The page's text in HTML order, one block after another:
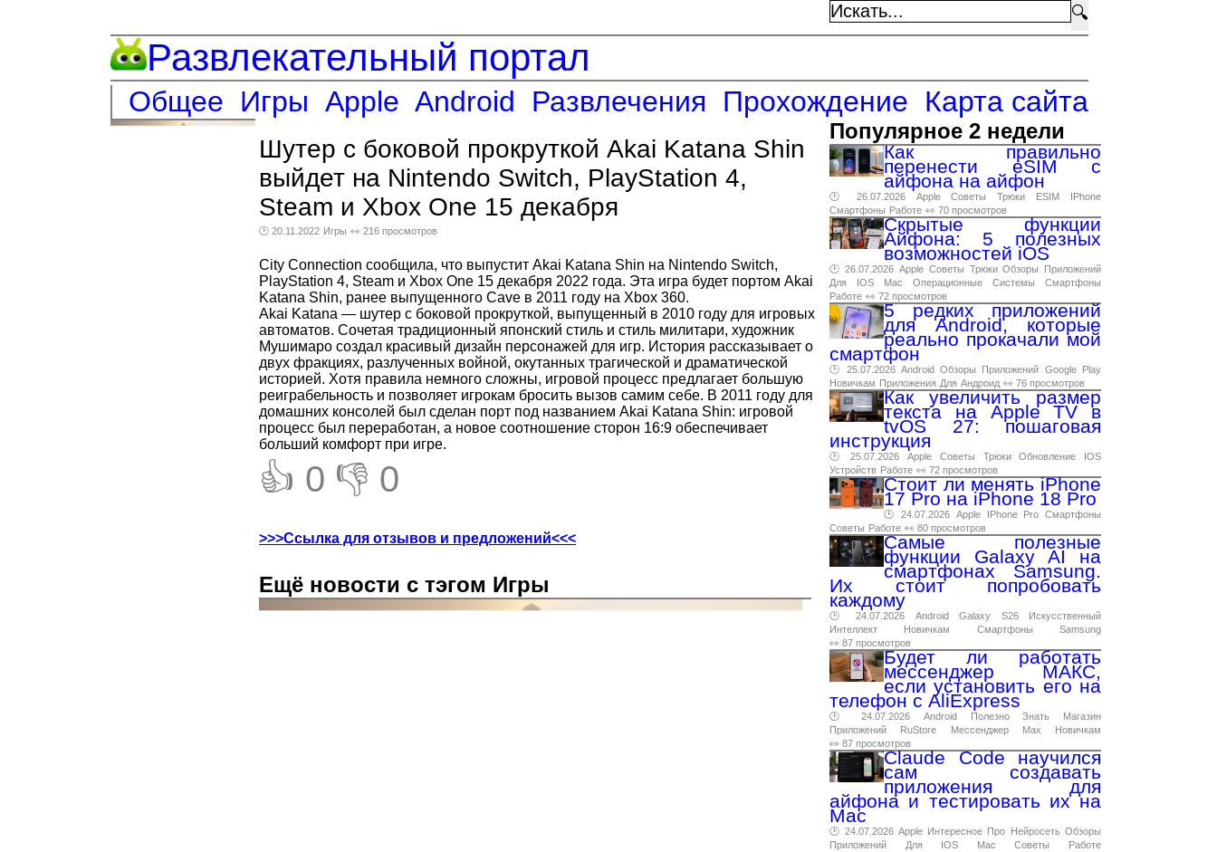
🔍
Развлекательный портал
Общее Игры Apple Android Развлечения Прохождение Карта сайта
Шутер с боковой прокруткой Akai Katana Shin
выйдет на Nintendo Switch, PlayStation 4,
Steam и Xbox One 15 декабря
🕑 20.11.2022 Игры 👀 216 просмотров
City Connection сообщила, что выпустит Akai Katana Shin на Nintendo Switch,
PlayStation 4, Steam и Xbox One 15 декабря 2022 года. Эта игра будет портом Akai
Katana Shin, ранее выпущенного Cave в 2011 году на Xbox 360.
Akai Katana — шутер с боковой прокруткой, выпущенный в 2010 году для игровых
автоматов. Сочетая традиционный японский стиль и стиль милитари, художник
Мушимаро создал красивый дизайн персонажей для игр. История рассказывает о
двух фракциях, разлученных войной, окутанных трагической и драматической
историей. Хотя правила немного сложны, игровой процесс предлагает большую
реиграбельность и позволяет игрокам бросить вызов самим себе. В 2011 году для
домашних консолей был сделан порт под названием Akai Katana Shin: игровой
процесс был переработан, а новое соотношение сторон 16:9 обеспечивает
больший комфорт при игре.
👍 0 👎 0
>>>Ссылка для отзывов и предложений<<<
Ещё новости с тэгом Игры
Популярное 2 недели
Как правильно
перенести eSIM с
айфона на айфон
🕑 26.07.2026 Apple Советы Трюки ESIM
IPhone
Смартфоны Работе 👀 70 просмотров
Скрытые функции
Айфона: 5 полезных
возможностей iOS
🕑 26.07.2026 Apple Советы Трюки Обзоры
Приложений
Для
IOS Mac Операционные Системы
Смартфоны
Работе 👀 72 просмотров
5 редких приложений
для Android, которые
реально прокачали мой
смартфон
🕑 25.07.2026 Android Обзоры Приложений Google
Play
Новичкам Приложения Для Андроид 👀 76 просмотров
Как увеличить размер
текста на Apple TV в
tvOS 27: пошаговая
инструкция
🕑 25.07.2026 Apple Советы Трюки Обновление
IOS
Устройств Работе 👀 72 просмотров
Стоит ли менять iPhone
17 Pro на iPhone 18 Pro
🕑 24.07.2026 Apple IPhone Pro Смартфоны
Советы Работе 👀 80 просмотров
Самые полезные
функции Galaxy AI на
смартфонах Samsung.
Их стоит попробовать
каждому
🕑 24.07.2026 Android Galaxy S26
Искусственный
Интеллект
Новичкам Смартфоны
Samsung
👀 87 просмотров
Будет ли работать
мессенджер МАКС,
если установить его на
телефон с AliExpress
🕑 24.07.2026 Android Полезно Знать
Магазин
Приложений
RuStore Мессенджер Max
Новичкам
👀 87 просмотров
Claude Code научился
сам создавать
приложения для
айфона и тестировать их на
Mac
🕑 24.07.2026 Apple Интересное Про Нейросеть Обзоры
Приложений
Для IOS Mac Советы
Работе